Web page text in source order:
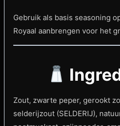
Gebruik als basis seasoning
Royaal aanbrengen voor het
Zout, zwarte peper, gerookt
selderijzout (SELDERIJ),